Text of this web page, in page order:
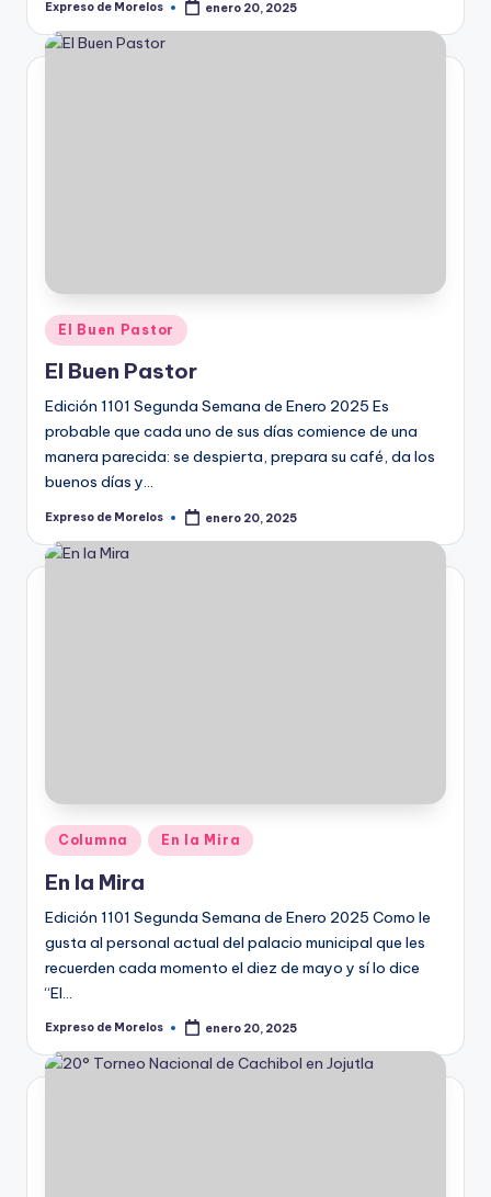
Publicado
Expreso de Morelos enero 20, 2025
Publicado
en
El Buen Pastor
El Buen Pastor
Edición 1101 Segunda Semana de Enero 2025 Es
probable que cada uno de sus días comience de una
manera parecida: se despierta, prepara su café, da los
buenos días y…
Publicado
Expreso de Morelos enero 20, 2025
Publicado
en
Columna En la Mira
En la Mira
Edición 1101 Segunda Semana de Enero 2025 Como le
gusta al personal actual del palacio municipal que les
recuerden cada momento el diez de mayo y sí lo dice
“El…
Publicado
Expreso de Morelos enero 20, 2025